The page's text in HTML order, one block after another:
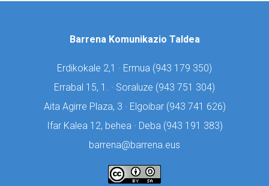
Barrena Komunikazio Taldea
Erdikokale 2,1 · Ermua (943 179 350)
Errabal 15, 1. · Soraluze (943 751 304)
Aita Agirre Plaza, 3 · Elgoibar (943 741 626)
Ifar Kalea 12, behea · Deba (943 191 383)
barrena@barrena.eus